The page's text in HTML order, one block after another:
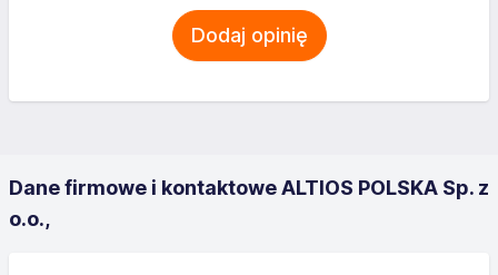
Dodaj opinię
Dane firmowe i kontaktowe ALTIOS POLSKA Sp. z
o.o.,